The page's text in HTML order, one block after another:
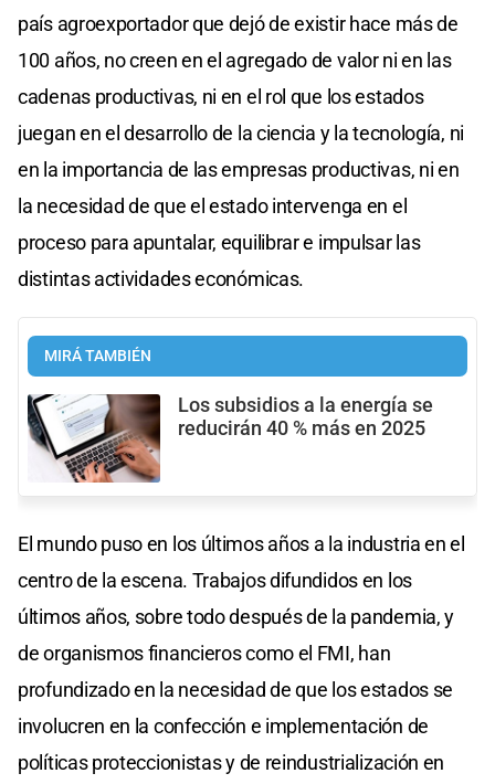
país agroexportador que dejó de existir hace más de
100 años, no creen en el agregado de valor ni en las
cadenas productivas, ni en el rol que los estados
juegan en el desarrollo de la ciencia y la tecnología, ni
en la importancia de las empresas productivas, ni en
la necesidad de que el estado intervenga en el
proceso para apuntalar, equilibrar e impulsar las
distintas actividades económicas.
MIRÁ TAMBIÉN
Los subsidios a la energía se
reducirán 40 % más en 2025
El mundo puso en los últimos años a la industria en el
centro de la escena. Trabajos difundidos en los
últimos años, sobre todo después de la pandemia, y
de organismos financieros como el FMI, han
profundizado en la necesidad de que los estados se
involucren en la confección e implementación de
políticas proteccionistas y de reindustrialización en